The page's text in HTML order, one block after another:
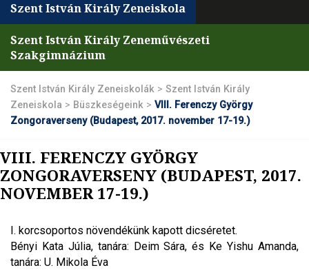
Szent István Király Zeneiskola
Szent István Király Zeneművészeti
Szakgimnázium
Szent István Király Zeneiskolák > Szent István Király
Zeneiskola > Büszkeségeink > VIII. Ferenczy György
Zongoraverseny (Budapest, 2017. november 17-19.)
VIII. FERENCZY GYÖRGY
ZONGORAVERSENY (BUDAPEST, 2017.
NOVEMBER 17-19.)
I. korcsoportos növendékünk kapott dicséretet.
Bényi Kata Júlia, tanára: Deim Sára, és Ke Yishu Amanda,
tanára: U. Mikola Éva